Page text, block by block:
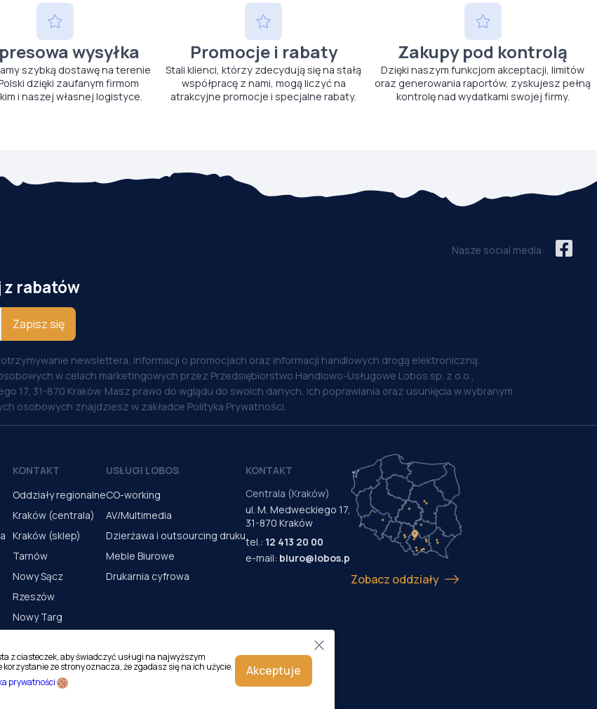
wysyłka
szybką dostawę na terenie
dzięki zaufanym firmom
i naszej własnej logistyce.
Promocje i rabaty
Stali klienci, którzy zdecydują się na stałą
współpracę z nami, mogą liczyć na
atrakcyjne promocje i specjalne rabaty.
Zakupy pod kontrolą
Dzięki naszym funkcjom akceptacji, limitów
oraz generowania raportów, zyskujesz pełną
kontrolę nad wydatkami swojej firmy.
Nasze social media:
rabatów
Zapisz się
newslettera, informacji o promocjach oraz informacji handlowych drogą elektroniczną.
w celach marketingowych przez Przedsiębiorstwo Handlowo-Usługowe Lobos sp. z o.o.,
17, 31-870 Kraków. Masz prawo do wglądu do swoich danych, ich poprawiania oraz usunięcia w wybranym
osobowych znajdziesz w zakładce Polityka Prywatności.
KONTAKT
Oddziały regionalne
Kraków (centrala)
Kraków (sklep)
Tarnów
Nowy Sącz
Rzeszów
Nowy Targ
Katowice
Magazyn Kraków
USŁUGI LOBOS
CO-working
AV/Multimedia
Dzierżawa i outsourcing druku
Meble Biurowe
Drukarnia cyfrowa
KONTAKT
Centrala (Kraków)
ul. M. Medweckiego 17,
31-870 Kraków
tel.: 12 413 20 00
e-mail: biuro@lobos.pl
Zobacz oddziały
z ciasteczek, aby świadczyć usługi na najwyższym
korzystanie ze strony oznacza, że zgadasz się na ich użycie.
prywatności
Akceptuje